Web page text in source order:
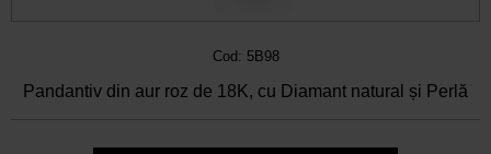
Cod: 5B98
Pandantiv din aur roz de 18K, cu Diamant natural și Perlă